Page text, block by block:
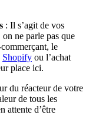
: Il s’agit de vos
ne parle pas que
le
Shopify ou l’achat
place ici.
du réacteur de votre
de tous les
attente d’être